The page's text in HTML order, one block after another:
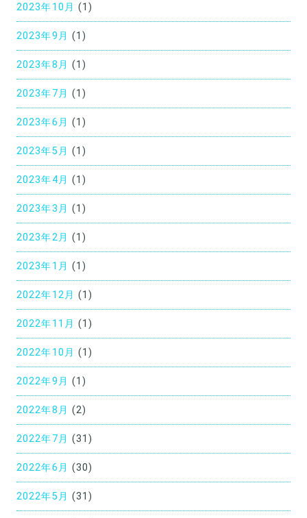
2023年10月 (1)
2023年9月 (1)
2023年8月 (1)
2023年7月 (1)
2023年6月 (1)
2023年5月 (1)
2023年4月 (1)
2023年3月 (1)
2023年2月 (1)
2023年1月 (1)
2022年12月 (1)
2022年11月 (1)
2022年10月 (1)
2022年9月 (1)
2022年8月 (2)
2022年7月 (31)
2022年6月 (30)
2022年5月 (31)